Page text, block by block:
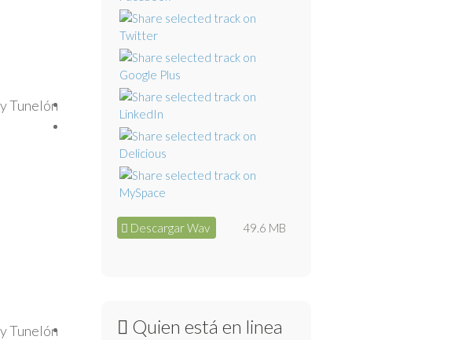
Tunelón
Tunelón
Descargar Wav 49.6 MB
Quien está en linea